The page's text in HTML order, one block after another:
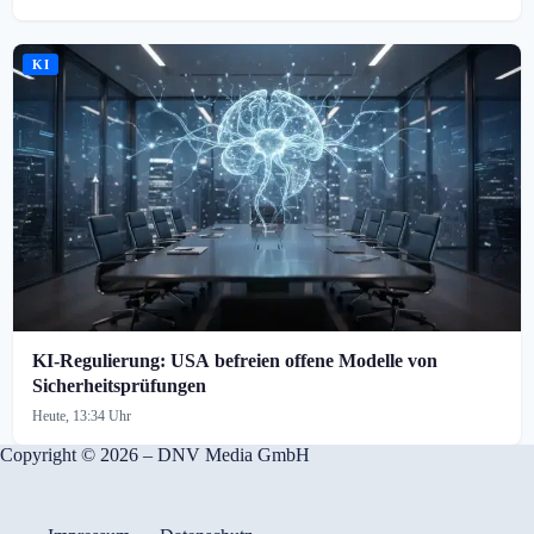
KI
KI-Regulierung: USA befreien offene Modelle von
Sicherheitsprüfungen
Heute, 13:34 Uhr
Copyright © 2026 – DNV Media GmbH